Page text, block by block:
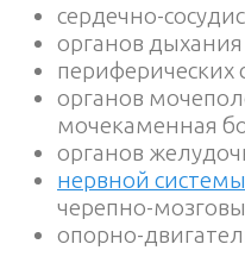
сердечно-
органов дыхания
периферических
органов
мочекаменная
органов
нервной системы
черепно-
опорно-